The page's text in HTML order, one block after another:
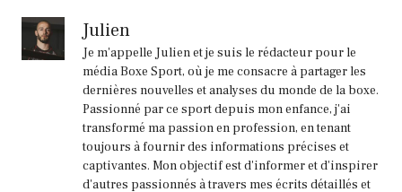
Julien
Je m'appelle Julien et je suis le rédacteur pour le
média Boxe Sport, où je me consacre à partager les
dernières nouvelles et analyses du monde de la boxe.
Passionné par ce sport depuis mon enfance, j'ai
transformé ma passion en profession, en tenant
toujours à fournir des informations précises et
captivantes. Mon objectif est d'informer et d'inspirer
d'autres passionnés à travers mes écrits détaillés et